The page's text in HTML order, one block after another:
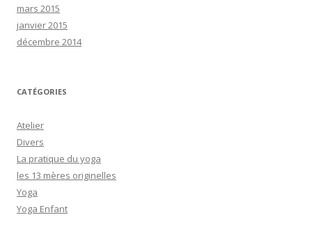
mars 2015
janvier 2015
décembre 2014
CATÉGORIES
Atelier
Divers
La pratique du yoga
les 13 mères originelles
Yoga
Yoga Enfant